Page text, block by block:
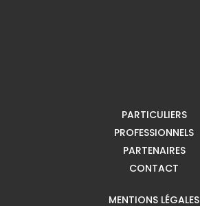
PARTICULIERS
PROFESSIONNELS
PARTENAIRES
CONTACT
MENTIONS LÉGALES